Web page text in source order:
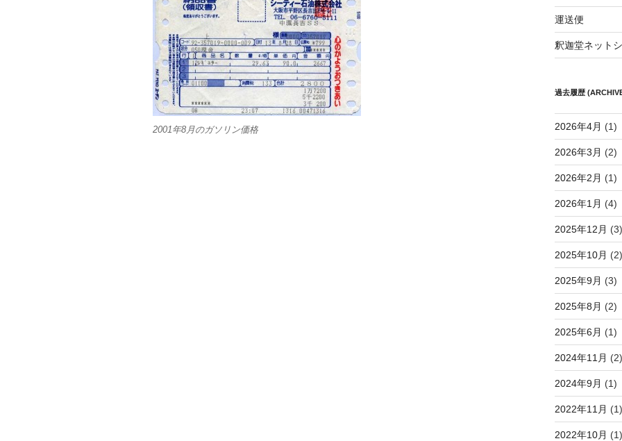
2001年8月のガソリン価格
運送便
釈迦堂ネット
過去履歴
2026年4月 (1)
2026年3月 (2)
2026年2月 (1)
2026年1月 (4)
2025年12月 (3)
2025年10月 (2)
2025年9月 (3)
2025年8月 (2)
2025年6月 (1)
2024年11月 (2)
2024年9月 (1)
2022年11月 (1)
2022年10月 (1)